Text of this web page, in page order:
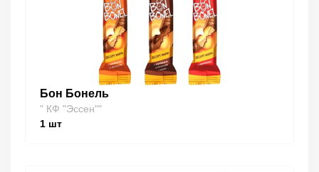
Бон Бонель
" КФ "Эссен""
1 шт